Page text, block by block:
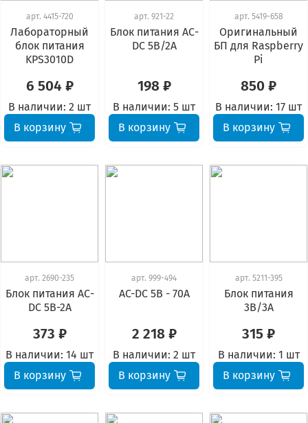
арт. 4415-720
Лабораторный
блок питания
KPS3010D
6 504 ₽
В наличии: 2 шт
В корзину
арт. 921-22
Блок питания АС-
DC 5В/2А
198 ₽
В наличии: 5 шт
В корзину
арт. 5419-658
Оригинальный
БП для Raspberry
Pi
850 ₽
В наличии: 17 шт
В корзину
арт. 2690-235
Блок питания АС-
DC 5В-2А
373 ₽
В наличии: 14 шт
В корзину
арт. 999-494
AC-DC 5В - 70А
2 218 ₽
В наличии: 2 шт
В корзину
арт. 5211-395
Блок питания
3В/3А
315 ₽
В наличии: 1 шт
В корзину